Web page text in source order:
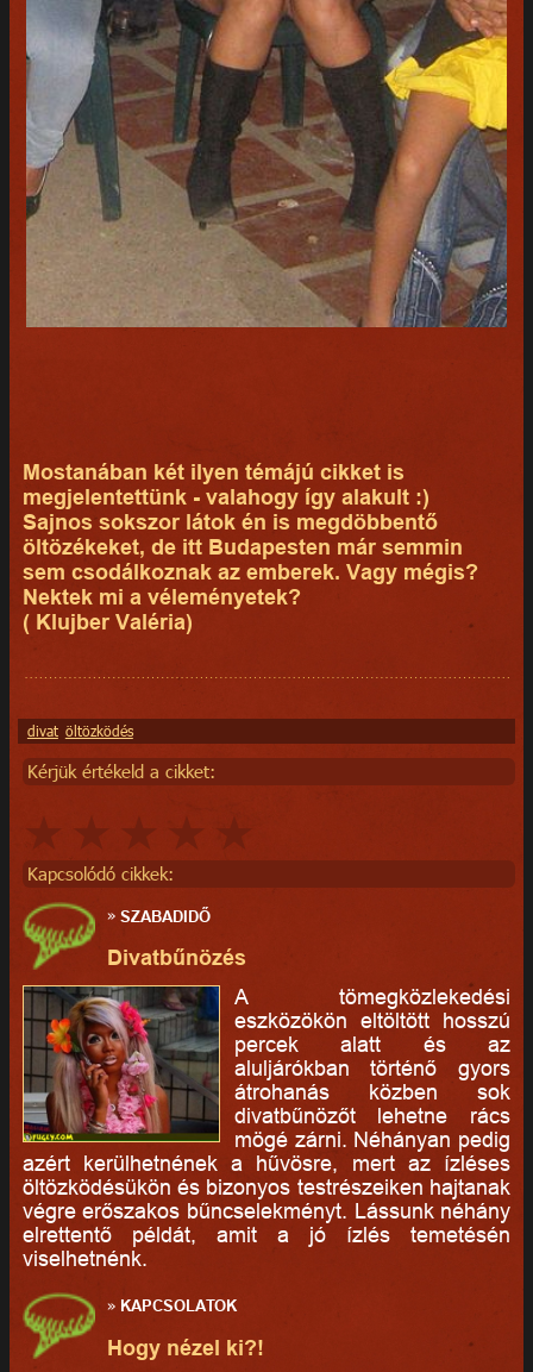
Mostanában két ilyen témájú cikket is
megjelentettünk - valahogy így alakult :)
Sajnos sokszor látok én is megdöbbentő
öltözékeket, de itt Budapesten már semmin
sem csodálkoznak az emberek. Vagy mégis?
Nektek mi a véleményetek?
( Klujber Valéria)
divat öltözködés
Kérjük értékeld a cikket:
Kapcsolódó cikkek:
»SZABADIDŐ
Divatbűnözés
A tömegközlekedési
eszközökön eltöltött hosszú
percek alatt és az
aluljárókban történő gyors
átrohanás közben sok
divatbűnözőt lehetne rács
mögé zárni. Néhányan pedig
azért kerülhetnének a hűvösre, mert az ízléses
öltözködésükön és bizonyos testrészeiken hajtanak
végre erőszakos bűncselekményt. Lássunk néhány
elrettentő példát, amit a jó ízlés temetésén
viselhetnénk.
» KAPCSOLATOK
Hogy nézel ki?!